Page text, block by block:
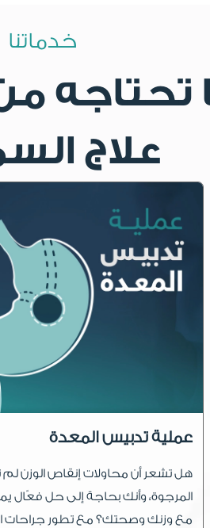
علاج
عملية تدبيس المعدة
هل تشعر أن محاولات إنقاص الوزن لم
المرجوة، وأنك بحاجة إلى حل فعّال
مع وزنك وصحتك؟ مع تطور جراحات